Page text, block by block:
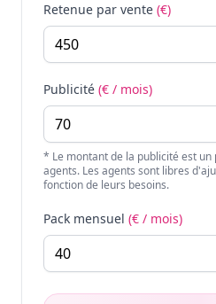
Retenue par vente (€)
Publicité (€ / mois)
* Le montant de la publicité est un
agents. Les agents sont libres
fonction de leurs besoins.
Pack mensuel (€ / mois)